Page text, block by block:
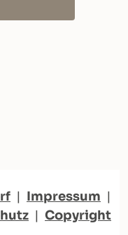
| Impressum |
| Copyright